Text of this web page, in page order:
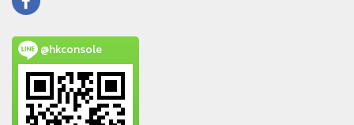
@hkconsole